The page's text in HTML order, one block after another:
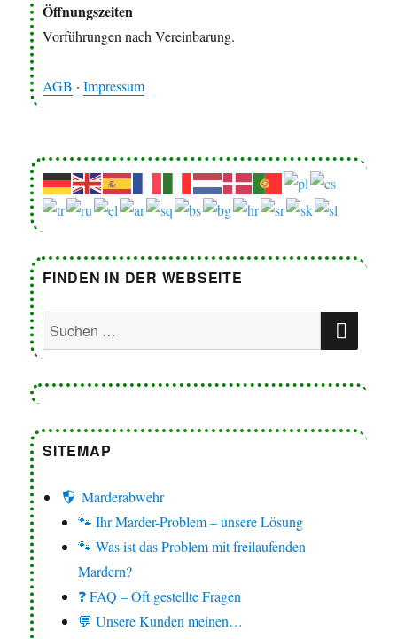
Öffnungszeiten
Vorführungen nach Vereinbarung.
AGB ·Impressum
FINDEN IN DER WEBSEITE
Suchen
nach:
SITEMAP
Marderabwehr
🐾 Ihr Marder-Problem – unsere Lösung
🐾 Was ist das Problem mit freilaufenden
Mardern?
❓ FAQ – Oft gestellte Fragen
💬 Unsere Kunden meinen…